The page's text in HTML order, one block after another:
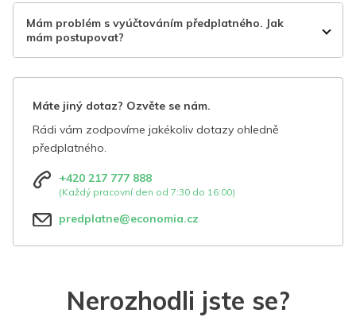
Mám problém s vyúčtováním předplatného. Jak
mám postupovat?
Máte jiný dotaz? Ozvěte se nám.
Rádi vám zodpovíme jakékoliv dotazy ohledně
předplatného.
+420 217 777 888
(Každý pracovní den od 7:30 do 16:00)
predplatne@economia.cz
Nerozhodli jste se?